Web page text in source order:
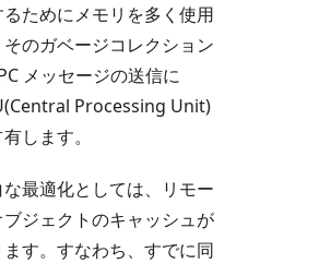
るためにメモリを多く使用
そのガベージコレクション
メッセージの送信に
Processing Unit)
します。
な最適化としては、リモー
ブジェクトのキャッシュが
ます。すなわち、すでに同